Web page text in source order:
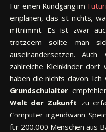
Für einen Rundgang im
einplanen, das ist nichts,
mitnimmt. Es ist zwar
trotzdem sollte man
auseinandersetzen.
zahlreiche Kleinkinder dort
haben die nichts davon. Ich
Grundschulalter
Welt der Zukunft zu
Computer irgendwann
für 200.000 Menschen aus